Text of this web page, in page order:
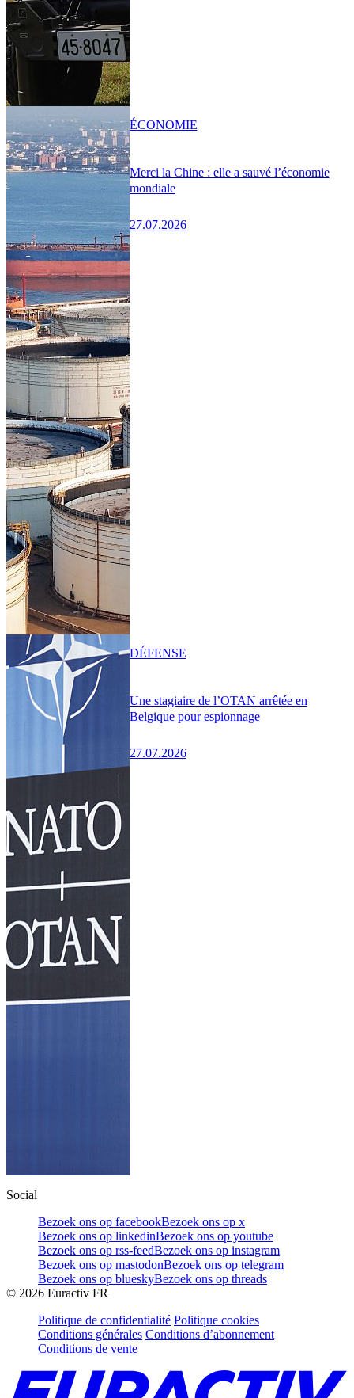
Merci la Chine : elle a sauvé l’économie
mondiale
27.07.2026
ÉCONOMIE
Une stagiaire de l’OTAN arrêtée en
Belgique pour espionnage
27.07.2026
DÉFENSE
Social
Bezoek ons op facebookBezoek ons op x
Bezoek ons op linkedinBezoek ons op youtube
Bezoek ons op rss-feedBezoek ons op instagram
Bezoek ons op mastodonBezoek ons op telegram
Bezoek ons op blueskyBezoek ons op threads
© 2026 Euractiv FR
Politique de confidentialité Politique cookies
Conditions générales Conditions d’abonnement
Conditions de vente